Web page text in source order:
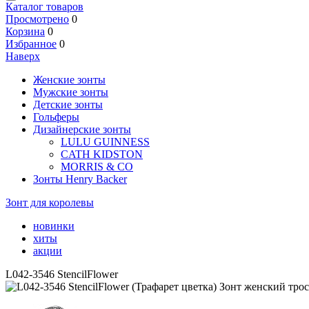
Каталог товаров
Просмотрено 0
Корзина 0
Избранное 0
Наверх
Женские зонты
Мужские зонты
Детские зонты
Гольферы
Дизайнерские зонты
LULU GUINNESS
CATH KIDSTON
MORRIS & CO
Зонты Henry Backer
Зонт для королевы
новинки
хиты
акции
L042-3546 StencilFlower